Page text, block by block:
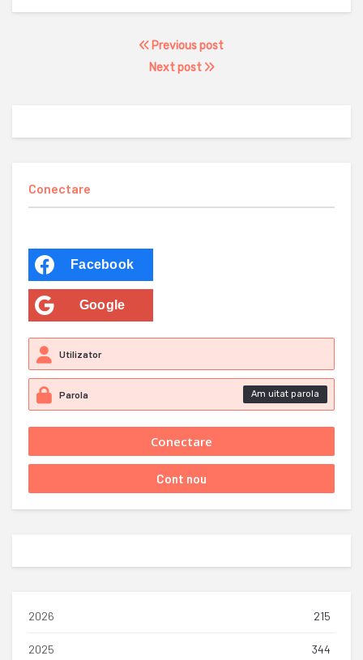
Previous post
Next post
Conectare
Facebook
Google
Am uitat parola
2026 215
2025 344